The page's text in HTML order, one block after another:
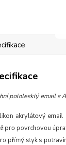
pololesklý email s
akrylátový
pro povrchovou
přímý styk s